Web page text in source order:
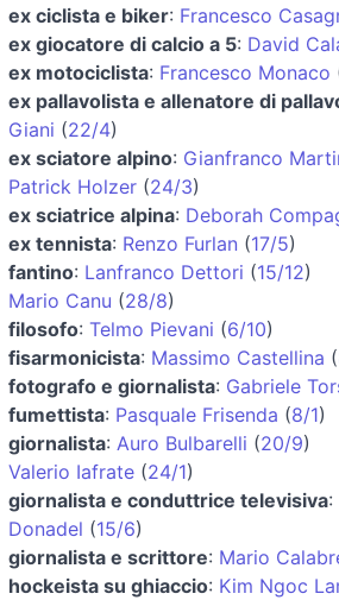
ex ciclista e biker: Francesco
ex giocatore di calcio a 5: David
ex motociclista: Francesco Monaco
ex pallavolista e allenatore di
Giani (22/4)
ex sciatore alpino: Gianfranco
Patrick Holzer (24/3)
ex sciatrice alpina: Deborah
ex tennista: Renzo Furlan (17/5)
fantino: Lanfranco Dettori (15/12)
Mario Canu (28/8)
filosofo: Telmo Pievani (6/10)
fisarmonicista: Massimo Castellina (
fotografo e giornalista: Gabriele
fumettista: Pasquale Frisenda (8/1)
giornalista: Auro Bulbarelli (20/9)
Valerio Iafrate (24/1)
giornalista e conduttrice televisiva:
Donadel (15/6)
giornalista e scrittore: Mario
hockeista su ghiaccio: Kim Ngoc